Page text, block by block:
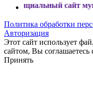
сайт
Политика обработки
Авторизация
Этот сайт использует
сайтом, Вы соглашаетесь
Принять